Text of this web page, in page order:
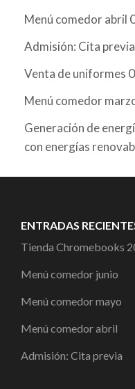
Menú comedor abril
Admisión: Cita previa
Venta de uniformes
Menú comedor
Generación de
con energías
ENTRADAS
Tienda Chromebooks
Menú comedor junio
Menú comedor mayo
Menú comedor abril
Admisión: Cita previa